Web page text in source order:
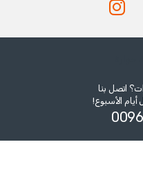
اتصل بنا
الأسبوع!